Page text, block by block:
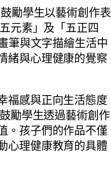
勵學生以藝術創作表
元素」及「五正四
筆與文字描繪生活中
緒與心理健康的覺察
福感與正向生活態度
勵學生透過藝術創作
。孩子們的作品不僅
心理健康教育的具體